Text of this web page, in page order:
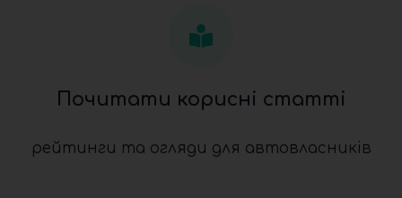
Почитати корисні статті
рейтинги та огляди для автовласників